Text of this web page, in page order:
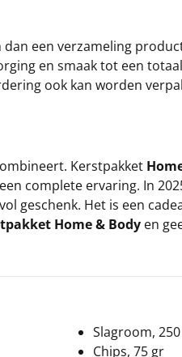
een verzameling
en smaak tot een
ook kan worden
Kerstpakket
complete ervaring. In
geschenk. Het is een
Home & Body en
Slagroom,
Chips, 75 gr